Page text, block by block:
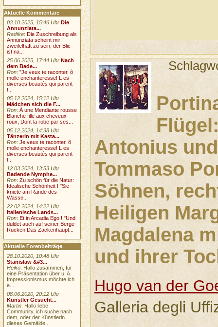
Antonius
Tommaso
Söhnen,
Heiligen
Magdalena
und ihrer
Hugo van der
Galleria degli
Aktuelle Kommentare
03.10.2025, 15:46 Uhr Die
Annunziata...
Radtke: Die Zuschreibung als
Annunziata scheint mir
zweifelhaft zu sein, der Blic
ist na...
25.06.2025, 17:44 Uhr Nach
dem Bade...
Ron:"Je veux te raconter, ô
molle enchanteresse! L es
diverses beautés qui parent
t...
05.12.2024, 15:12 Uhr
Mädchen sich die F...
Ron:À une Mendiante rousse
Blanche fille aux cheveux
roux, Dont la robe par ses...
05.12.2024, 14:38 Uhr
Tänzerin mit Kasta...
Ron:Je veux te raconter, ô
molle enchanteresse! L es
diverses beautés qui parent
t...
12.03.2024, 13:53 Uhr
Badende Nymphe...
Ron:Zu schön für die Natur:
Idealische Schönheit ! "Sie
kniete am Rande des
Wasse...
22.02.2024, 14:22 Uhr
Italienische Lands...
Ron:Et in Arcadia Ego ! "Und
duldet auch auf seiner Berge
Rücken Das Zackenhaupt...
Aktuelle Forenbeiträge
28.10.2020, 10:48 Uhr
Stanisław &#3...
Heiko: Hallo zusammen, für
eine Präsentation über u. A.
Impressionismus möchte ich
e...
08.06.2020, 20:12 Uhr
Künstler Gesucht...
Martin: Hallo liebe
Community, ich suche nach
dem, oder der Künstlerin
dieses Gemälde...